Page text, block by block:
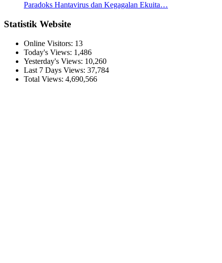
Paradoks Hantavirus dan Kegagalan Ekuita…
Statistik Website
Online Visitors: 13
Today's Views: 1,486
Yesterday's Views: 10,260
Last 7 Days Views: 37,784
Total Views: 4,690,566